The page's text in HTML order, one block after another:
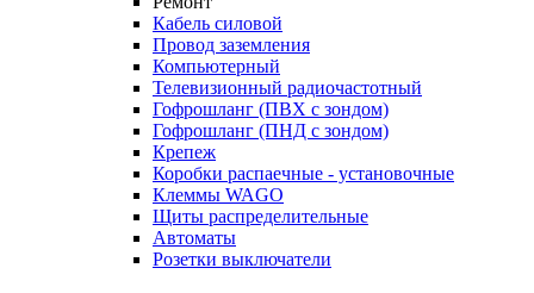
Кабель силовой
Провод заземления
Компьютерный
Телевизионный радиочастотный
Гофрошланг (ПВХ с зондом)
Гофрошланг (ПНД с зондом)
Крепеж
Коробки распаечные - установочные
Клеммы WAGO
Щиты распределительные
Автоматы
Розетки выключатели